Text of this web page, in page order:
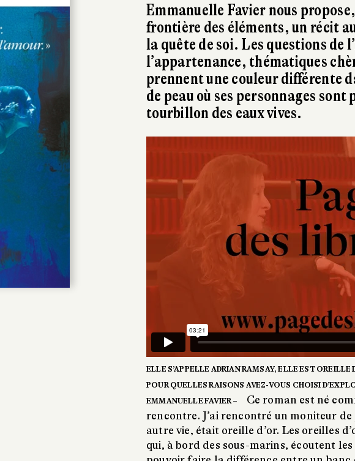
Emmanuelle Favier nous
frontière des éléments, un récit
la quête de soi. Les questions de
l’appartenance, thématiques
prennent une couleur différente
de peau où ses personnages sont
tourbillon des eaux vives.
ELLE S’APPELLE ADRIAN RAMSAY, ELLE EST OREILLE
POUR QUELLES RAISONS AVEZ-VOUS CHOISI
EMMANUELLE FAVIER –
Ce roman est né
rencontre. J’ai rencontré un moniteur
autre vie, était oreille d’or. Les oreilles
qui, à bord des sous-marins, écoutent